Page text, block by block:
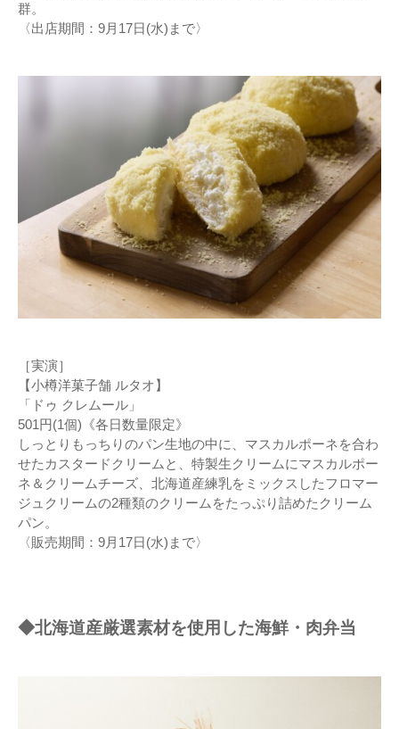
群。
〈出店期間：9月17日(水)まで〉
［実演］
【小樽洋菓子舗 ルタオ】
「ドゥ クレムール」
501円(1個)《各日数量限定》
しっとりもっちりのパン生地の中に、マスカルポーネを合わ
せたカスタードクリームと、特製生クリームにマスカルポー
ネ＆クリームチーズ、北海道産練乳をミックスしたフロマー
ジュクリームの2種類のクリームをたっぷり詰めたクリーム
パン。
〈販売期間：9月17日(水)まで〉
◆北海道産厳選素材を使用した海鮮・肉弁当